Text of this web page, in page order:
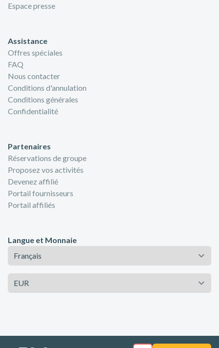
Espace presse
Assistance
Offres spéciales
FAQ
Nous contacter
Conditions d'annulation
Conditions générales
Confidentialité
Partenaires
Réservations de groupe
Proposez vos activités
Devenez affilié
Portail fournisseurs
Portail affiliés
Langue et Monnaie